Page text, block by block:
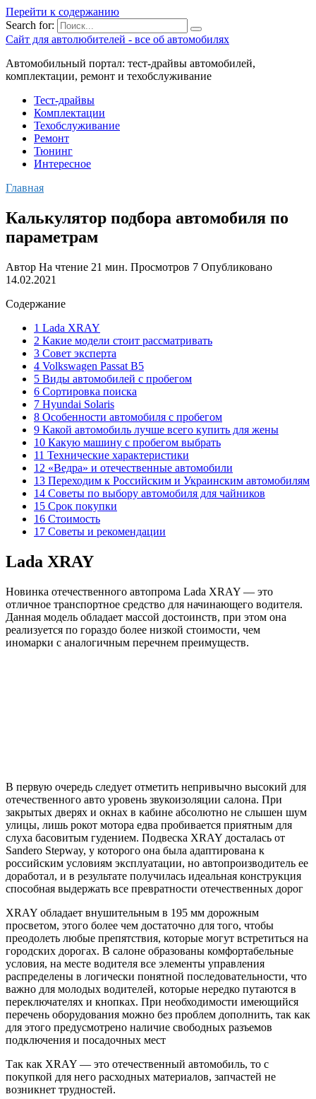
Перейти к содержанию
Search for:
Сайт для автолюбителей - все об автомобилях
Автомобильный портал: тест-драйвы автомобилей,
комплектации, ремонт и техобслуживание
Тест-драйвы
Комплектации
Техобслуживание
Ремонт
Тюнинг
Интересное
Главная
Калькулятор подбора автомобиля по
параметрам
Автор На чтение 21 мин. Просмотров 7 Опубликовано
14.02.2021
Содержание
1 Lada XRAY
2 Какие модели стоит рассматривать
3 Совет эксперта
4 Volkswagen Passat B5
5 Виды автомобилей с пробегом
6 Сортировка поиска
7 Hyundai Solaris
8 Особенности автомобиля с пробегом
9 Какой автомобиль лучше всего купить для жены
10 Какую машину с пробегом выбрать
11 Технические характеристики
12 «Ведра» и отечественные автомобили
13 Переходим к Российским и Украинским автомобилям
14 Советы по выбору автомобиля для чайников
15 Срок покупки
16 Стоимость
17 Советы и рекомендации
Lada XRAY
Новинка отечественного автопрома Lada XRAY — это
отличное транспортное средство для начинающего водителя.
Данная модель обладает массой достоинств, при этом она
реализуется по гораздо более низкой стоимости, чем
иномарки с аналогичным перечнем преимуществ.
В первую очередь следует отметить непривычно высокий для
отечественного авто уровень звукоизоляции салона. При
закрытых дверях и окнах в кабине абсолютно не слышен шум
улицы, лишь рокот мотора едва пробивается приятным для
слуха басовитым гудением. Подвеска XRAY досталась от
Sandero Stepway, у которого она была адаптирована к
российским условиям эксплуатации, но автопроизводитель ее
доработал, и в результате получилась идеальная конструкция
способная выдержать все превратности отечественных дорог
XRAY обладает внушительным в 195 мм дорожным
просветом, этого более чем достаточно для того, чтобы
преодолеть любые препятствия, которые могут встретиться на
городских дорогах. В салоне образованы комфортабельные
условия, на месте водителя все элементы управления
распределены в логически понятной последовательности, что
важно для молодых водителей, которые нередко путаются в
переключателях и кнопках. При необходимости имеющийся
перечень оборудования можно без проблем дополнить, так как
для этого предусмотрено наличие свободных разъемов
подключения и посадочных мест
Так как XRAY — это отечественный автомобиль, то с
покупкой для него расходных материалов, запчастей не
возникнет трудностей.